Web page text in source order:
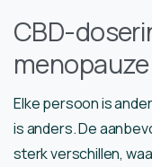
CBD-
menopauze
Elke persoon is
is anders. De
sterk verschillen,